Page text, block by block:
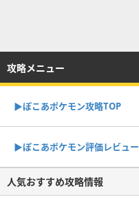
攻略メニュー
▶︎ぽこあポケモン攻略TOP
▶︎ぽこあポケモン評価レビュー
人気おすすめ攻略情報